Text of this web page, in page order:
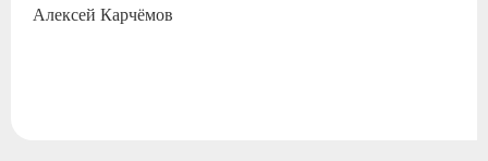
Алексей Карчёмов